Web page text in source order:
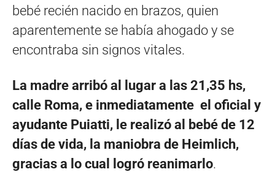
bebé recién nacido en brazos, quien
aparentemente se había ahogado y se
encontraba sin signos vitales.
La madre arribó al lugar a las 21,35 hs,
calle Roma, e inmediatamente el oficial y
ayudante Puiatti, le realizó al bebé de 12
días de vida, la maniobra de Heimlich,
gracias a lo cual logró reanimarlo.